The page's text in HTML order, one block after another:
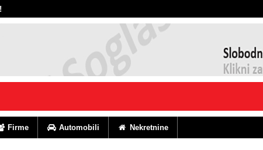
Firme Automobili Nekretnine